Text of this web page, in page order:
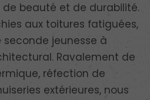
de beauté et de durabilité.
aux toitures fatiguées,
jeunesse à
Ravalement de
réfection de
extérieures, nous